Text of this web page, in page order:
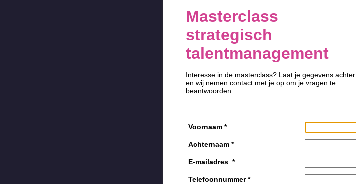
Masterclass
strategisch
talentmanagement
Interesse in de masterclass? Laat je gegevens achter
en wij nemen contact met je op om je vragen te
beantwoorden.
Voornaam *
Achternaam *
E-mailadres *
Telefoonnummer*